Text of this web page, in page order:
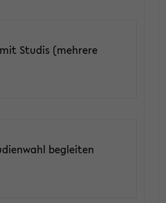
Studis (mehrere
begleiten